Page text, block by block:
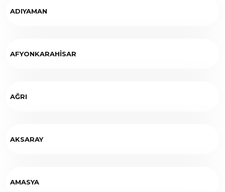
ADIYAMAN
AFYONKARAHİSAR
AĞRI
AKSARAY
AMASYA